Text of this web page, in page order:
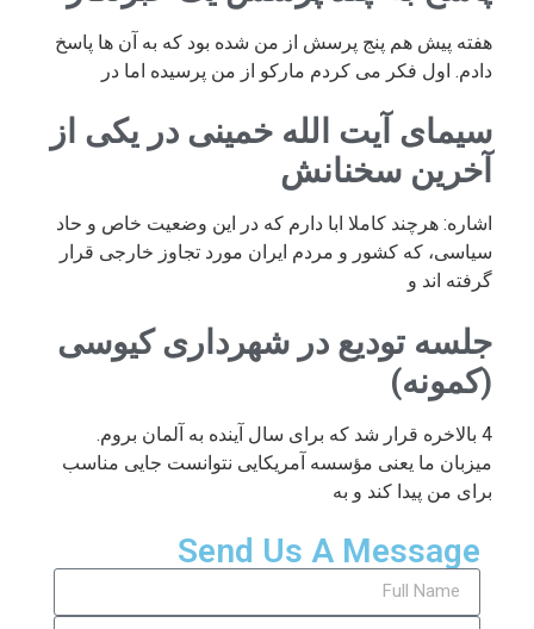
هفته پیش هم پنج پرسش از من شده بود که به آن ها پاسخ
دادم. اول فکر می کردم مارکو از من پرسیده اما در
سیمای آیت الله خمینی در یکی از
آخرین سخنانش
اشاره: هرچند کاملا ابا دارم که در این وضعیت خاص و حاد
سیاسی، که کشور و مردم ایران مورد تجاوز خارجی قرار
گرفته اند و
جلسه تودیع در شهرداری کیوسی
(کمونه)
4 بالاخره قرار شد که برای سال آینده به آلمان بروم.
میزبان ما یعنی مؤسسه آمریکایی نتوانست جایی مناسب
برای من پیدا کند و به
Send Us A Message